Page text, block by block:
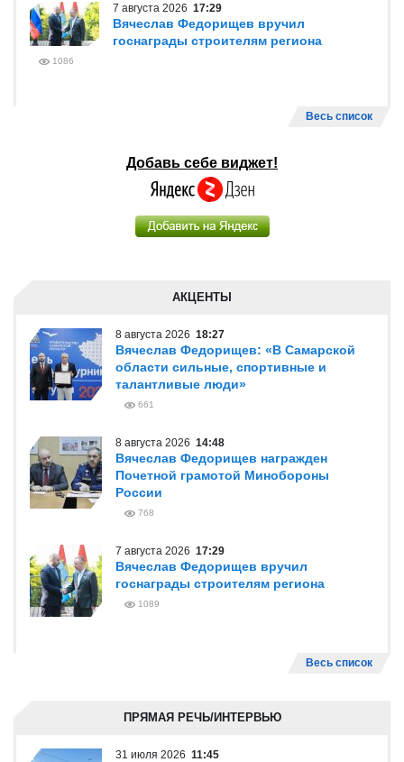
7 августа 2026 17:29
Вячеслав Федорищев вручил
госнаграды строителям региона
1086
Весь список
Добавь себе виджет!
АКЦЕНТЫ
8 августа 2026 18:27
Вячеслав Федорищев: «В Самарской
области сильные, спортивные и
талантливые люди»
661
8 августа 2026 14:48
Вячеслав Федорищев награжден
Почетной грамотой Минобороны
России
768
7 августа 2026 17:29
Вячеслав Федорищев вручил
госнаграды строителям региона
1089
Весь список
ПРЯМАЯ РЕЧЬ/ИНТЕРВЬЮ
31 июля 2026 11:45